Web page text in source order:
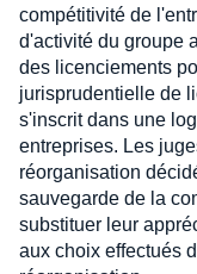
compétitivité de
d'activité du groupe
des licenciements
jurisprudentielle de
s'inscrit dans une
entreprises. Les
réorganisation
sauvegarde de la
substituer leur
aux choix effectués